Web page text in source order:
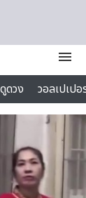
menu
ดูดวง
วอลเปเป